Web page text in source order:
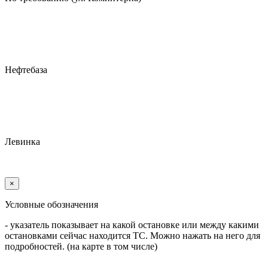
Нефтебаза
Левинка
×
Условные обозначения
- указатель показывает на какой остановке или между какими
остановками сейчас находится ТС. Можно нажать на него для
подробностей. (на карте в том числе)